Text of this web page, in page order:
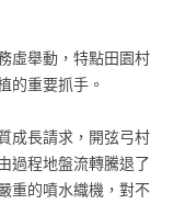
虛舉動，特點田園村
的重要抓手。
成長請求，開弦弓村
過程地盤流轉騰退了
重的噴水織機，對不